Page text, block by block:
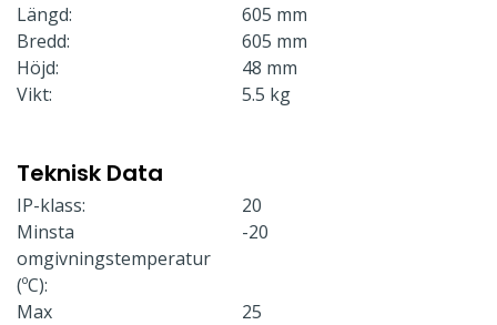
Längd:
605 mm
Bredd:
605 mm
Höjd:
48 mm
Vikt:
5.5 kg
Teknisk Data
IP-klass:
20
Minsta
omgivningstemperatur
(ºC):
-20
Max
25